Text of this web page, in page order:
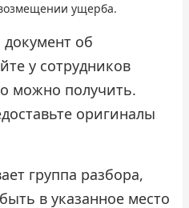
ущерба.
об
у сотрудников
можно получить.
оригиналы
группа разбора,
в указанное место